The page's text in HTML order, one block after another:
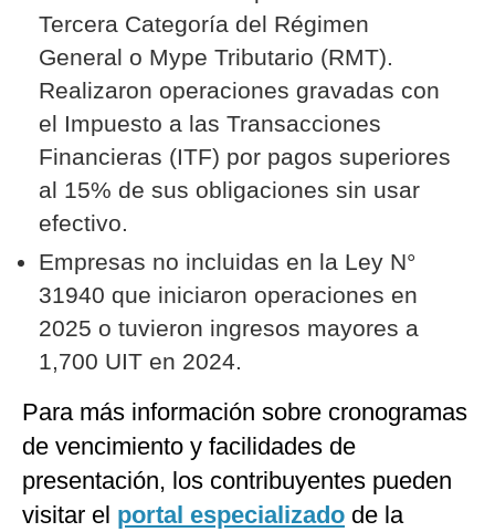
Tercera Categoría del Régimen
General o Mype Tributario (RMT).
Realizaron operaciones gravadas con
el Impuesto a las Transacciones
Financieras (ITF) por pagos superiores
al 15% de sus obligaciones sin usar
efectivo.
Empresas no incluidas en la Ley N°
31940 que iniciaron operaciones en
2025 o tuvieron ingresos mayores a
1,700 UIT en 2024.
Para más información sobre cronogramas
de vencimiento y facilidades de
presentación, los contribuyentes pueden
visitar el portal especializado de la